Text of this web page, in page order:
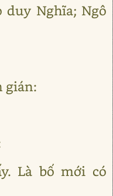
Nghĩa; Ngô
gián:
Là bố mới có